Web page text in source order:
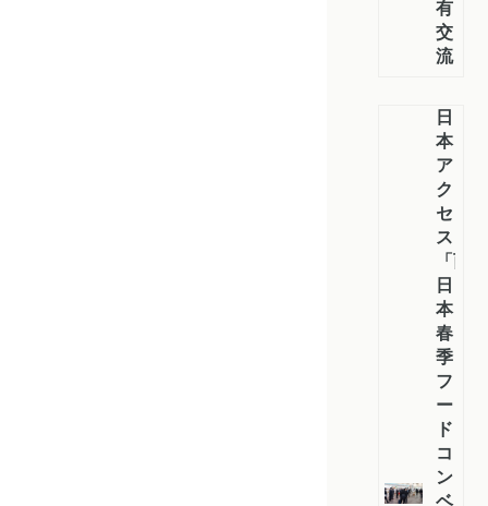
有・
交
流
日
本
ア
ク
セ
ス
「西
日
本
春
季
フ
ー
ド
コ
ン
ベ